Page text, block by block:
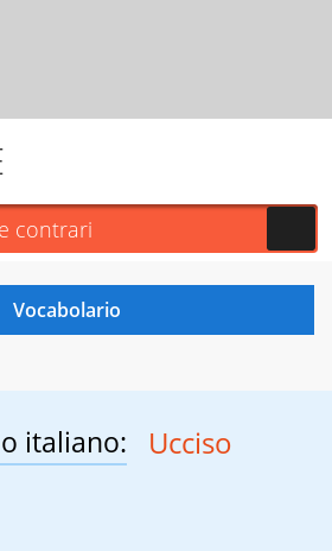
italiano: Ucciso